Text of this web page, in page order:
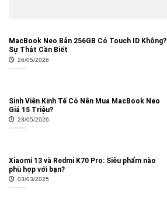
MacBook Neo Bản 256GB Có Touch ID Không?
Sự Thật Cần Biết
26/05/2026
Sinh Viên Kinh Tế Có Nên Mua MacBook Neo
Giá 15 Triệu?
23/05/2026
Xiaomi 13 và Redmi K70 Pro: Siêu phẩm nào
phù hợp với bạn?
03/03/2025